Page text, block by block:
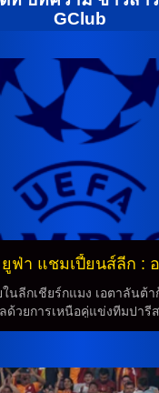
GClub
ยูฟ่า แชมเปี้ยนส์ลีก :
นลีกเชียร์กแมง เอตาลันต้
ด้วยการเหนือคู่แข่งทีมปารี
ในเกมเปิดเหมือนว่าทีมยั
คุณสมบัติของในการทำนา
ตที่ใกล้ที่จะเกิดขึ้น ยืนยันค